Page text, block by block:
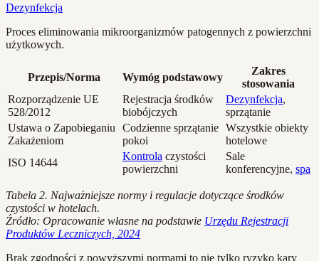
Dezynfekcja
Proces eliminowania mikroorganizmów patogennych z powierzchni
użytkowych.
Przepis/Norma Wymóg podstawowy
Zakres
stosowania
Rozporządzenie UE
528/2012
Rejestracja środków
biobójczych
Dezynfekcja,
sprzątanie
Ustawa o Zapobieganiu
Zakażeniom
Codzienne sprzątanie
pokoi
Wszystkie obiekty
hotelowe
ISO 14644
Kontrola czystości
powierzchni
Sale
konferencyjne, spa
Tabela 2. Najważniejsze normy i regulacje dotyczące środków
czystości w hotelach.
Źródło: Opracowanie własne na podstawie Urzędu Rejestracji
Produktów Leczniczych, 2024
Brak zgodności z powyższymi normami to nie tylko ryzyko kary